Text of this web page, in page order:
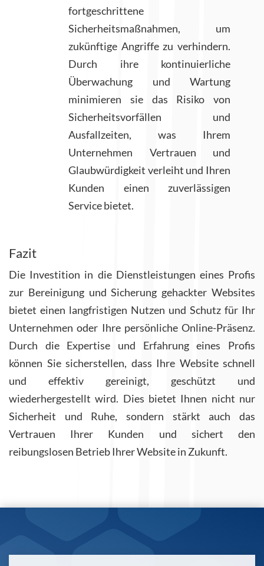
fortgeschrittene
Sicherheitsmaßnahmen, um
zukünftige Angriffe zu verhindern.
Durch ihre kontinuierliche
Überwachung und Wartung
minimieren sie das Risiko von
Sicherheitsvorfällen und
Ausfallzeiten, was Ihrem
Unternehmen Vertrauen und
Glaubwürdigkeit verleiht und Ihren
Kunden einen zuverlässigen
Service bietet.
Fazit
Die Investition in die Dienstleistungen eines Profis
zur Bereinigung und Sicherung gehackter Websites
bietet einen langfristigen Nutzen und Schutz für Ihr
Unternehmen oder Ihre persönliche Online-Präsenz.
Durch die Expertise und Erfahrung eines Profis
können Sie sicherstellen, dass Ihre Website schnell
und effektiv gereinigt, geschützt und
wiederhergestellt wird. Dies bietet Ihnen nicht nur
Sicherheit und Ruhe, sondern stärkt auch das
Vertrauen Ihrer Kunden und sichert den
reibungslosen Betrieb Ihrer Website in Zukunft.